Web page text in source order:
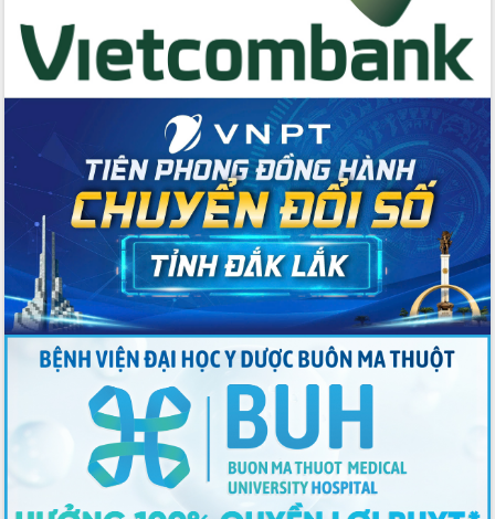
Tập huấn nâng cao năng lực triển khai
chuyển đổi số cho cán bộ, công chức
cấp xã
Đắk Lắk phát động hưởng ứng Ngày
Quyền của người tiêu dùng Việt Nam
2026
Đẩy mạnh cải cách hành chính, quyết
tâm đạt được mục tiêu tăng trưởng
hai con số trong năm 2026
Tổ chức trang trọng Lễ hội Đền thờ
Lương Văn Chánh năm 2026
Phó Bí thư Tỉnh ủy Đắk Lắk Đỗ Hữu
Huy giữ chức Bí thư Đảng ủy Ủy Ban
Nhân dân tỉnh
số y tế tại Đắk Lắk
Chuyển đổi số thư viện: Mở rộng
không gian tri thức trong thời đại số
Đánh giá, rút kinh nghiệm công tác tổ
chức diễn tập trước ngày bầu cử